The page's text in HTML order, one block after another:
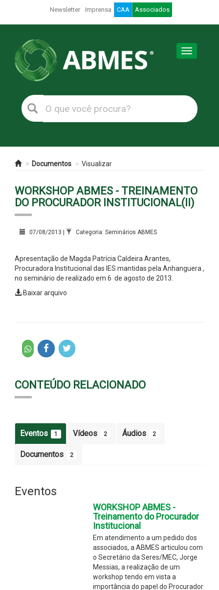
Newsletter Imprensa CAA Associados
Toggle
Documentos Visualizar
WORKSHOP ABMES - TREINAMENTO
DO PROCURADOR INSTITUCIONAL(II)
07/08/2013 | Categoria: Seminários ABMES
Apresentação de Magda Patrícia Caldeira Arantes,
Procuradora Institucional das IES mantidas pela Anhanguera ,
no seminário de realizado em 6 de agosto de 2013.
Baixar arquivo
CONTEÚDO RELACIONADO
Eventos 1 Vídeos 2 Áudios 2
Documentos 2
Eventos
WORKSHOP ABMES -
Treinamento do Procurador
Institucional
Em atendimento a um pedido dos
associados, a ABMES articulou com
o Secretário da Seres/MEC, Jorge
Messias, a realização de um
workshop tendo em vista a
importância do papel do Procurador